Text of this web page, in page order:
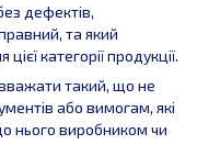
дефектів,
та який
категорії продукції.
такий, що не
або вимогам, які
нього виробником чи